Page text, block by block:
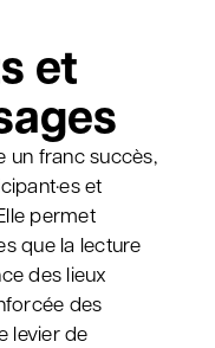
et
un franc succès,
et
permet
que la lecture
des lieux
des
levier de